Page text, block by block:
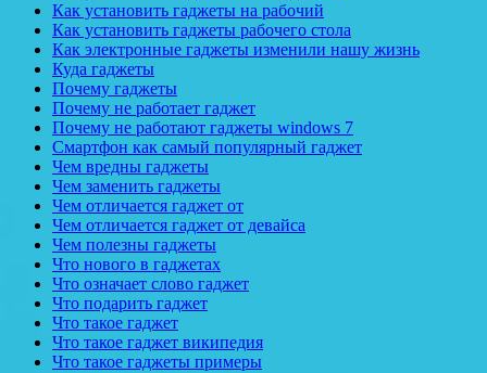
Как установить гаджеты на рабочий
Как установить гаджеты рабочего стола
Как электронные гаджеты изменили нашу жизнь
Куда гаджеты
Почему гаджеты
Почему не работает гаджет
Почему не работают гаджеты windows 7
Смартфон как самый популярный гаджет
Чем вредны гаджеты
Чем заменить гаджеты
Чем отличается гаджет от
Чем отличается гаджет от девайса
Чем полезны гаджеты
Что нового в гаджетах
Что означает слово гаджет
Что подарить гаджет
Что такое гаджет
Что такое гаджет википедия
Что такое гаджеты примеры